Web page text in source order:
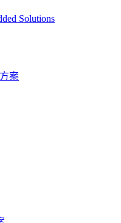
Solutions
案